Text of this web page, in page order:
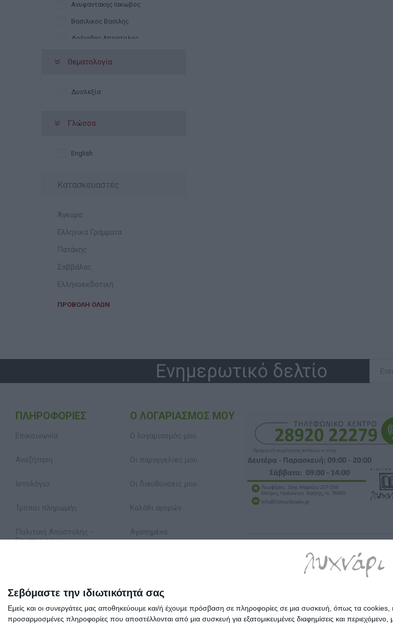
Σεβόμαστε την ιδιωτικότητά σας
Εμείς και οι συνεργάτες μας αποθηκεύουμε και/ή έχουμε πρόσβαση σε πληροφορίες σε μια συσκευή, όπως τα cookies,
προσαρμοσμένες πληροφορίες που αποστέλλονται από μια συσκευή για εξατομικευμένες διαφημίσεις και
Ανυφαντακης Ιακωβος
Βασιλικος Βασιλης
Δοξιαδης Αποστολος
Παπαδημητριου Χριστος
Θεματολογία
Δυσλεξία
Γλώσσα
English
Κατασκευαστές
Άγκυρα
Ελληνικά Γράμματα
Πατάκης
Σαββάλας
Ελληνοεκδοτική
ΠΡΟΒΟΛΉ ΌΛΩΝ
Ενημερωτικό δελτίο
ΠΛΗΡΟΦΟΡΊΕΣ
Επικοινωνία
Αναζήτηση
Ιστολόγιο
Τρόποι πληρωμής
Πολιτική Αποστολής -
Επιστροφών
Όροι Χρήσης
Σχετικά με εμάς
Ο ΛΟΓΑΡΙΑΣΜΌΣ ΜΟΥ
Ο λογαριασμός μου
Οι παραγγελίες μου
Οι διευθύνσεις μου
Καλάθι αγορών
Αγαπημένα